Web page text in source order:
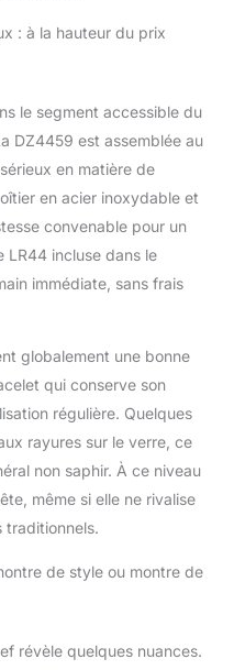
: à la hauteur du prix
le segment accessible du
DZ4459 est assemblée au
en matière de
en acier inoxydable et
convenable pour un
LR44 incluse dans le
immédiate, sans frais
globalement une bonne
qui conserve son
régulière. Quelques
rayures sur le verre, ce
non saphir. À ce niveau
même si elle ne rivalise
traditionnels.
de style ou montre de
révèle quelques nuances.